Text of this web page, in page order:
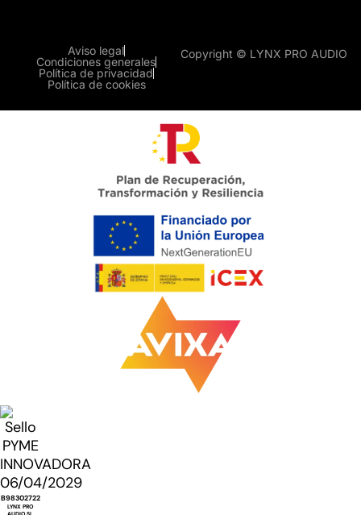
Copyright © LYNX PRO AUDIO
Aviso legal
Condiciones generales
Política de privacidad
Política de cookies
B98302722
LYNX PRO
AUDIO SL